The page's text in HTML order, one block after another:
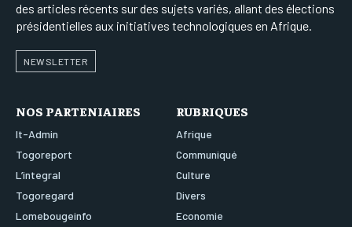
des articles récents sur des sujets variés, allant des élections
présidentielles aux initiatives technologiques en Afrique.
NEWSLETTER
NOS PARTENIAIRES
It-Admin
Togoreport
L’integral
Togoregard
Lomebougeinfo
RUBRIQUES
Afrique
Communiqué
Culture
Divers
Economie